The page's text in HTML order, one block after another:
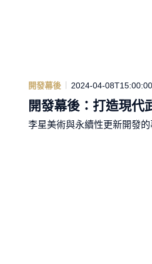
開發幕後 2024-04-
開發幕後：打造現代
李星美術與永續性更新開發的